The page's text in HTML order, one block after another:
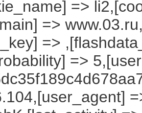
=>
=>
=>
=>